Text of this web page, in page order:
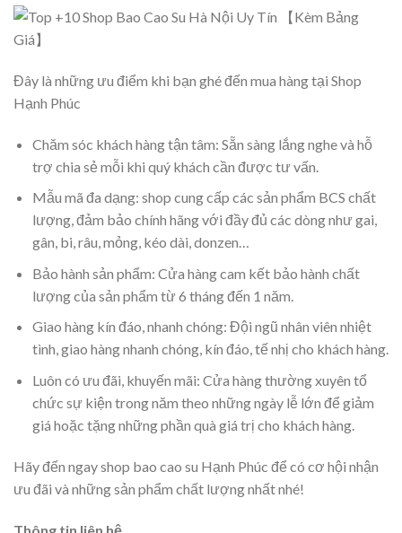
Đây là những ưu điểm khi bạn ghé đến mua hàng tại Shop
Hạnh Phúc
Chăm sóc khách hàng tận tâm: Sẵn sàng lắng nghe và hỗ
trợ chia sẻ mỗi khi quý khách cần được tư vấn.
Mẫu mã đa dạng: shop cung cấp các sản phẩm BCS chất
lượng, đảm bảo chính hãng với đầy đủ các dòng như gai,
gân, bi, râu, mỏng, kéo dài, donzen…
Bảo hành sản phẩm: Cửa hàng cam kết bảo hành chất
lượng của sản phẩm từ 6 tháng đến 1 năm.
Giao hàng kín đáo, nhanh chóng: Đội ngũ nhân viên nhiệt
tình, giao hàng nhanh chóng, kín đáo, tế nhị cho khách hàng.
Luôn có ưu đãi, khuyến mãi: Cửa hàng thường xuyên tổ
chức sự kiện trong năm theo những ngày lễ lớn để giảm
giá hoặc tặng những phần quà giá trị cho khách hàng.
Hãy đến ngay shop bao cao su Hạnh Phúc để có cơ hội nhận
ưu đãi và những sản phẩm chất lượng nhất nhé!
Thông tin liên hệ